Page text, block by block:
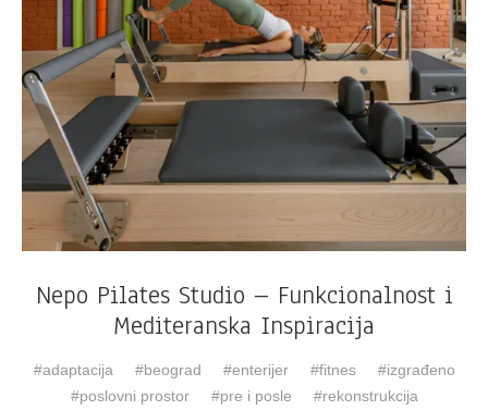
Nepo Pilates Studio – Funkcionalnost i
Mediteranska Inspiracija
adaptacija beograd enterijer fitnes
izgrađeno
poslovni prostor
pre i posle rekonstrukcija